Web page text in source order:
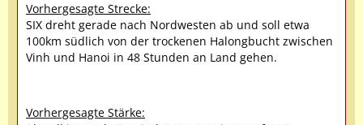
Vorhergesagte Strecke:
SIX dreht gerade nach Nordwesten ab und soll etwa
100km südlich von der trockenen Halongbucht zwischen
Vinh und Hanoi in 48 Stunden an Land gehen.
Vorhergesagte Stärke: